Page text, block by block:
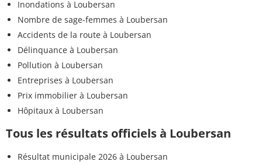
Inondations à Loubersan
Nombre de sage-femmes à Loubersan
Accidents de la route à Loubersan
Délinquance à Loubersan
Pollution à Loubersan
Entreprises à Loubersan
Prix immobilier à Loubersan
Hôpitaux à Loubersan
Tous les résultats officiels à Loubersan
Résultat municipale 2026 à Loubersan